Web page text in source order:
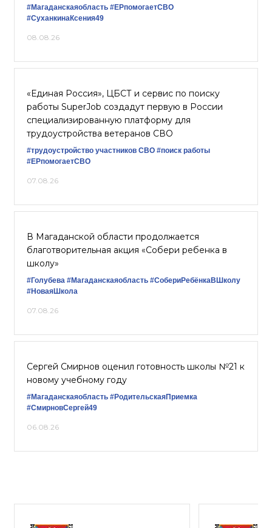
#Магаданскаяобласть #ЕРпомогаетСВО
#СуханкинаКсения49
08.08.26
«Единая Россия», ЦБСТ и сервис по поиску
работы SuperJob создадут первую в России
специализированную платформу для
трудоустройства ветеранов СВО
#трудоустройство участников СВО #поиск работы
#ЕРпомогаетСВО
07.08.26
В Магаданской области продолжается
благотворительная акция «Собери ребенка в
школу»
#Голубева #Магаданскаяобласть #СобериРебёнкаВШколу
#НоваяШкола
07.08.26
Сергей Смирнов оценил готовность школы №21 к
новому учебному году
#Магаданскаяобласть #РодительскаяПриемка
#СмирновСергей49
06.08.26